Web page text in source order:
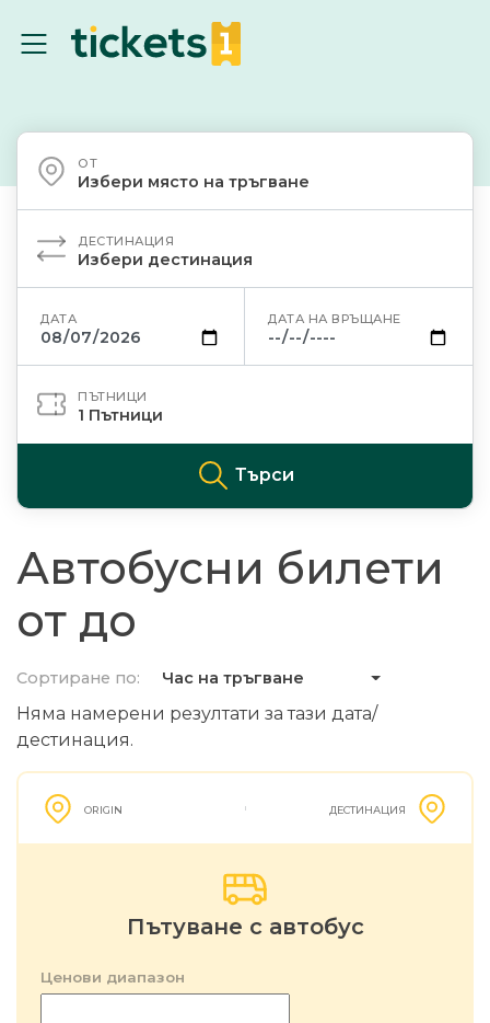
ОТ
Избери място на тръгване
ДЕСТИНАЦИЯ
Избери дестинация
ДАТА ДАТА НА ВРЪЩАНЕ
ПЪТНИЦИ
1 Пътници
Търси
Автобусни билети
от до
Сортиране по: Час на тръгване
Няма намерени резултати за тази дата/
дестинация.
ORIGIN ДЕСТИНАЦИЯ
Пътуване с автобус
Ценови диапазон